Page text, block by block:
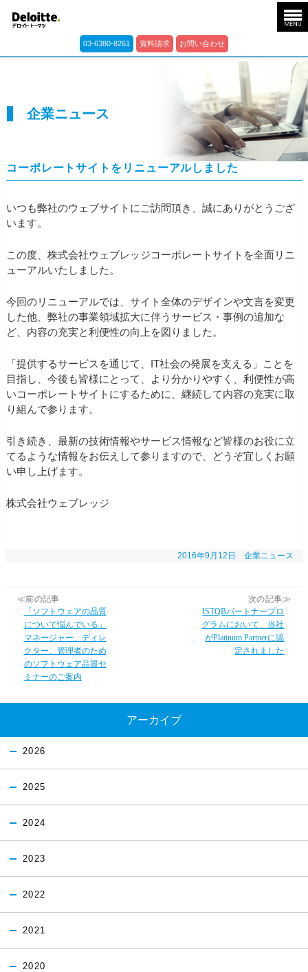
03-6380-8261 資料請求 お問い合わせ
企業ニュース
コーポレートサイトをリニューアルしました
いつも弊社のウェブサイトにご訪問頂き、誠にありがとうござ
います。
この度、株式会社ウェブレッジコーポレートサイトを全面リニ
ューアルいたしました。
今回のリニューアルでは、サイト全体のデザインや文言を変更
した他、弊社の事業領域拡大に伴うサービス・事例の追加な
ど、内容の充実と利便性の向上を図りました。
「提供するサービスを通じて、IT社会の発展を支える」ことを
目指し、今後も皆様にとって、より分かりやすく、利便性が高
いコーポレートサイトにするために、継続して内容の充実に取
り組んで参ります。
引き続き、最新の技術情報やサービス情報など皆様のお役に立
てるような情報をお伝えして参りますので、どうぞ宜しくお願
い申し上げます。
株式会社ウェブレッジ
2016年9月12日 企業ニュース
≪前の記事
「ソフトウェアの品質
について悩んでいる」
マネージャー、ディレ
クター、管理者のため
のソフトウェア品質セ
ミナーのご案内
次の記事≫
ISTQBパートナープロ
グラムにおいて、当社
がPlatinum Partnerに認
定されました
アーカイブ
2026
2025
2024
2023
2022
2021
2020